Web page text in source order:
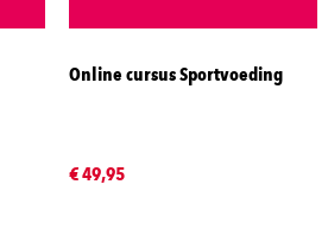
Online cursus Sportvoeding
€ 49,95